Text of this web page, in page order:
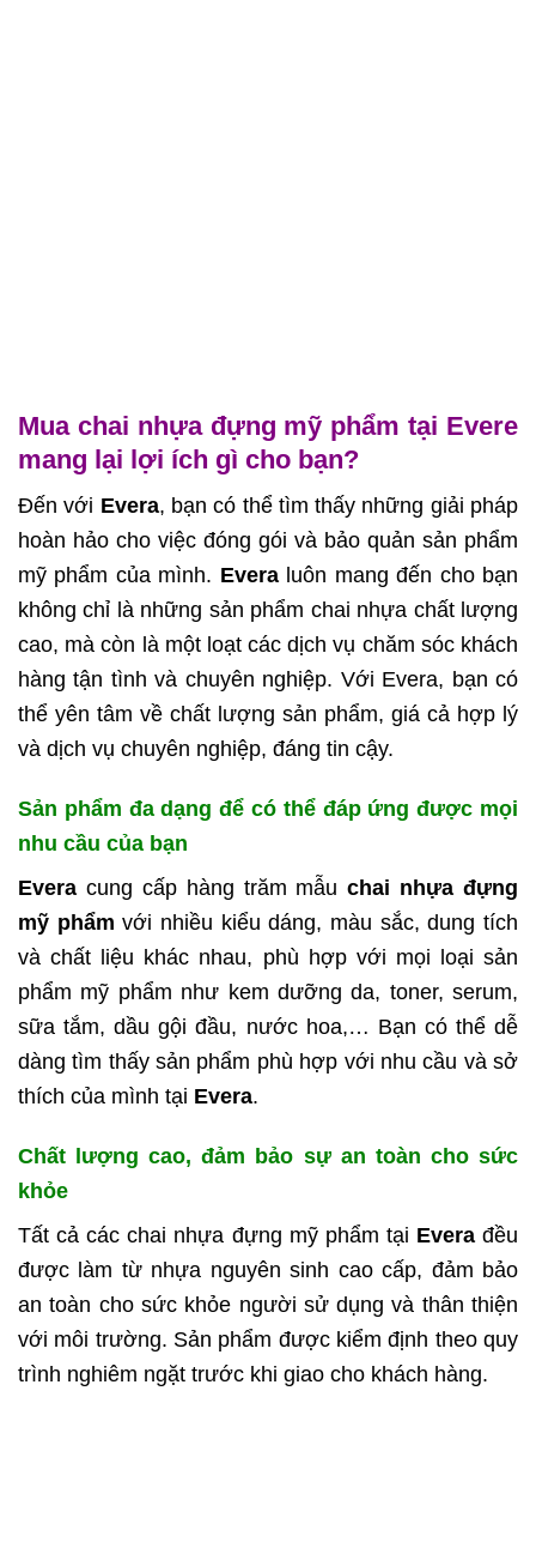
Mua chai nhựa đựng mỹ phẩm tại Evere
mang lại lợi ích gì cho bạn?
Đến với Evera, bạn có thể tìm thấy những giải pháp
hoàn hảo cho việc đóng gói và bảo quản sản phẩm
mỹ phẩm của mình. Everaluôn mang đến cho bạn
không chỉ là những sản phẩm chai nhựa chất lượng
cao, mà còn là một loạt các dịch vụ chăm sóc khách
hàng tận tình và chuyên nghiệp. Với Evera, bạn có
thể yên tâm về chất lượng sản phẩm, giá cả hợp lý
và dịch vụ chuyên nghiệp, đáng tin cậy.
Sản phẩm đa dạng để có thể đáp ứng được mọi
nhu cầu của bạn
Evera cung cấp hàng trăm mẫuchai nhựa đựng
mỹ phẩm với nhiều kiểu dáng, màu sắc, dung tích
và chất liệu khác nhau, phù hợp với mọi loại sản
phẩm mỹ phẩm như kem dưỡng da, toner, serum,
sữa tắm, dầu gội đầu, nước hoa,… Bạn có thể dễ
dàng tìm thấy sản phẩm phù hợp với nhu cầu và sở
thích của mình tại Evera.
Chất lượng cao, đảm bảo sự an toàn cho sức
khỏe
Tất cả các chai nhựa đựng mỹ phẩm tại Everađều
được làm từ nhựa nguyên sinh cao cấp, đảm bảo
an toàn cho sức khỏe người sử dụng và thân thiện
với môi trường. Sản phẩm được kiểm định theo quy
trình nghiêm ngặt trước khi giao cho khách hàng.